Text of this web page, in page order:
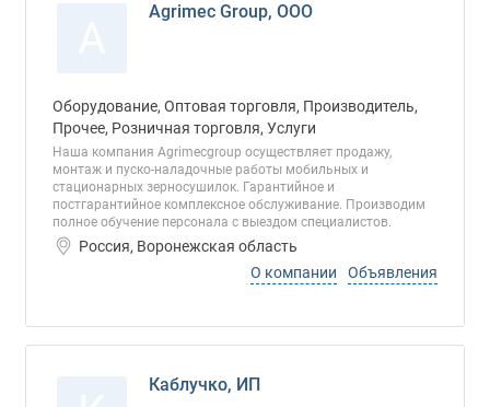
Agrimec Group, ООО
Оборудование, Оптовая торговля, Производитель,
Прочее, Розничная торговля, Услуги
Наша компания Agrimecgroup осуществляет продажу,
монтаж и пуско-наладочные работы мобильных и
стационарных зерносушилок. Гарантийное и
постгарантийное комплексное обслуживание. Производим
полное обучение персонала с выездом специалистов.
Россия, Воронежская область
О компании
Объявления
Каблучко, ИП